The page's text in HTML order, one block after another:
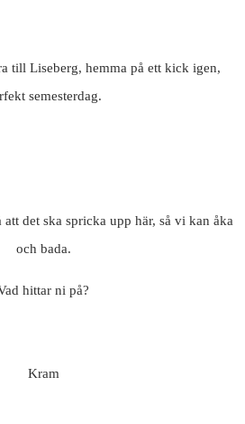
till Liseberg, hemma på ett kick igen,
semesterdag.
det ska spricka upp här, så vi kan åka
och bada.
hittar ni på?
Kram